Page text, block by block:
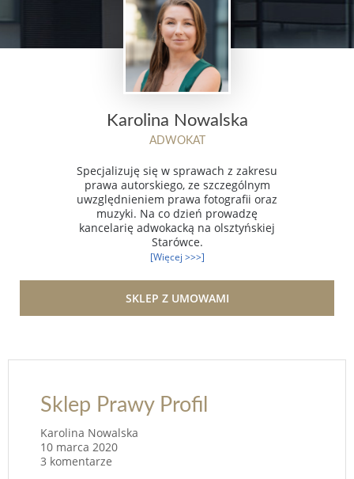
Karolina Nowalska
ADWOKAT
Specjalizuję się w sprawach z zakresu
prawa autorskiego, ze szczególnym
uwzględnieniem prawa fotografii oraz
muzyki. Na co dzień prowadzę
kancelarię adwokacką na olsztyńskiej
Starówce.
[Więcej >>>]
SKLEP Z UMOWAMI
Sklep Prawy Profil
Karolina Nowalska
10 marca 2020
3 komentarze